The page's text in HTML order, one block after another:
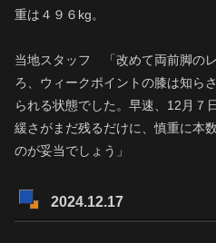
重は４９６kg。
当地スタッフ 「改めて両前脚の
ろ、ウィークポイントの膝は知ら
られる状態でした。早速、12月７
緩さがまだ残るだけに、慎重に本
のが妥当でしょう」
2024.12.17